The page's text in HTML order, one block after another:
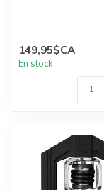
149,95$CA
En stock